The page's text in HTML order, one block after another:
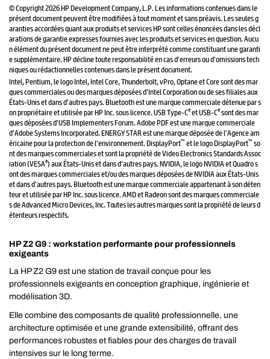
© Copyright 2026 HP Development Company, L.P. Les informations contenues dans le
présent document peuvent être modifiées à tout moment et sans préavis. Les seules g
aranties accordées quant aux produits et services HP sont celles énoncées dans les décl
arations de garantie expresses fournies avec les produits et services en question. Aucu
n élément du présent document ne peut être interprété comme constituant une garanti
e supplémentaire. HP décline toute responsabilité en cas d’erreurs ou d’omissions tech
niques ou rédactionnelles contenues dans le présent document.
Intel, Pentium, le logo Intel, Intel Core, Thunderbolt, vPro, Optane et Core sont des mar
ques commerciales ou des marques déposées d’Intel Corporation ou de ses filiales aux
États-Unis et dans d’autres pays. Bluetooth est une marque commerciale détenue par s
on propriétaire et utilisée par HP Inc. sous licence. USB Type-C®et USB-C®sont des mar
ques déposées d’USB Implementers Forum. Adobe PDF est une marque commerciale
d’Adobe Systems Incorporated. ENERGY STAR est une marque déposée de l’Agence am
éricaine pour la protection de l’environnement. DisplayPort™et le logo DisplayPort™so
nt des marques commerciales et sont la propriété de Video Electronics Standards Assoc
iation (VESA®) aux États-Unis et dans d’autres pays. NVIDIA, le logo NVIDIA et Quadro s
ont des marques commerciales et/ou des marques déposées de NVIDIA aux États-Unis
et dans d’autres pays. Bluetooth est une marque commerciale appartenant à son déten
teur et utilisée par HP Inc. sous licence. AMD et Radeon sont des marques commerciale
s de Advanced Micro Devices, Inc. Toutes les autres marques sont la propriété de leurs d
étenteurs respectifs.
HP Z2 G9 : workstation performante pour professionnels
exigeants
La HP Z2 G9 est une station de travail conçue pour les
professionnels exigeants en conception graphique, ingénierie et
modélisation 3D.
Elle combine des composants de qualité professionnelle, une
architecture optimisée et une grande extensibilité, offrant des
performances robustes et fiables pour des charges de travail
intensives sur le long terme.